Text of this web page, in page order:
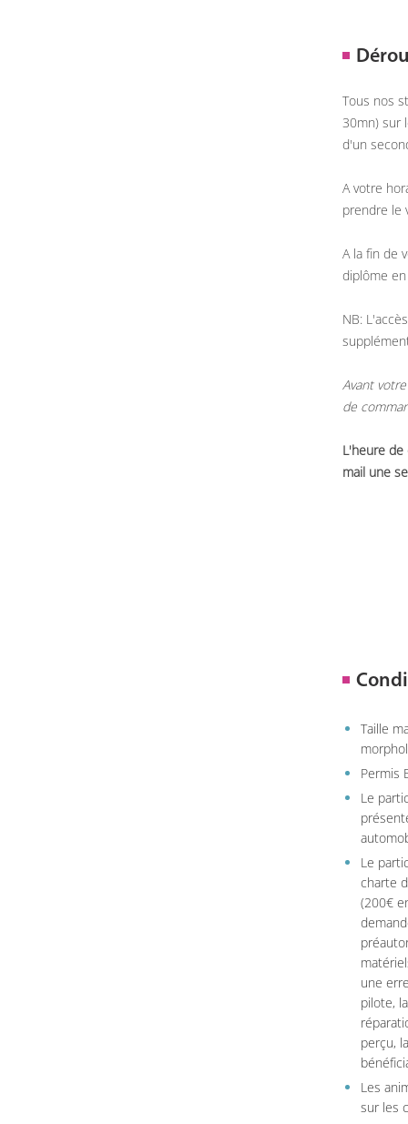
Tous nos
30mn) sur
d'un
A votre
prendre le
A la fin de
diplôme
NB:
Avant
de
L'heure de
mail une
Taille
Permis
Le
Le
charte
(200€
une
pilote,
perçu,
Les
sur les